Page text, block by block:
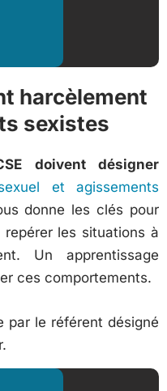
harcèlement
sexistes
doivent désigner
et agissements
donne les clés pour
les situations à
Un apprentissage
ces comportements.
par le référent désigné